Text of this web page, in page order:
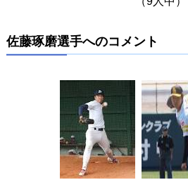
佐藤琢磨選手へのコメント